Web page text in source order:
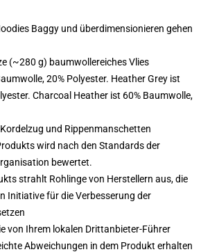
Baggy und überdimensionieren gehen
(~280 g) baumwollereiches Vlies
20% Polyester. Heather Grey ist
Charcoal Heather ist 60% Baumwolle,
und Rippenmanschetten
wird nach den Standards der
bewertet.
strahlt Rohlinge von Herstellern aus, die
Initiative für die Verbesserung der
von Ihrem lokalen Drittanbieter-Führer
Abweichungen in dem Produkt erhalten